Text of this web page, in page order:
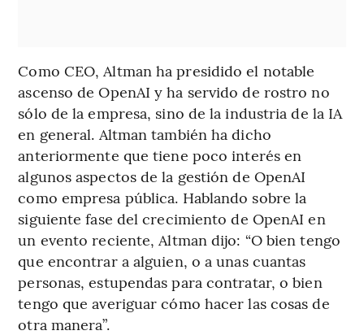
Como CEO, Altman ha presidido el notable
ascenso de OpenAI y ha servido de rostro no
sólo de la empresa, sino de la industria de la IA
en general. Altman también ha dicho
anteriormente que tiene poco interés en
algunos aspectos de la gestión de OpenAI
como empresa pública. Hablando sobre la
siguiente fase del crecimiento de OpenAI en
un evento reciente, Altman dijo: “O bien tengo
que encontrar a alguien, o a unas cuantas
personas, estupendas para contratar, o bien
tengo que averiguar cómo hacer las cosas de
otra manera”.